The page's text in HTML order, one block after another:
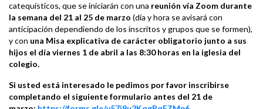
catequísticos, que se iniciarán con una reunión vía Zoom durante
la semana del 21 al 25 de marzo (día y hora se avisará con
anticipación dependiendo de los inscritos y grupos que se formen),
y con una Misa explicativa de carácter obligatorio junto a sus
hijos el día viernes 1 de abril a las 8:30 horas en la iglesia del
colegio.
Si usted está interesado le pedimos por favor inscribirse
completando el siguiente formulario antes del 21 de